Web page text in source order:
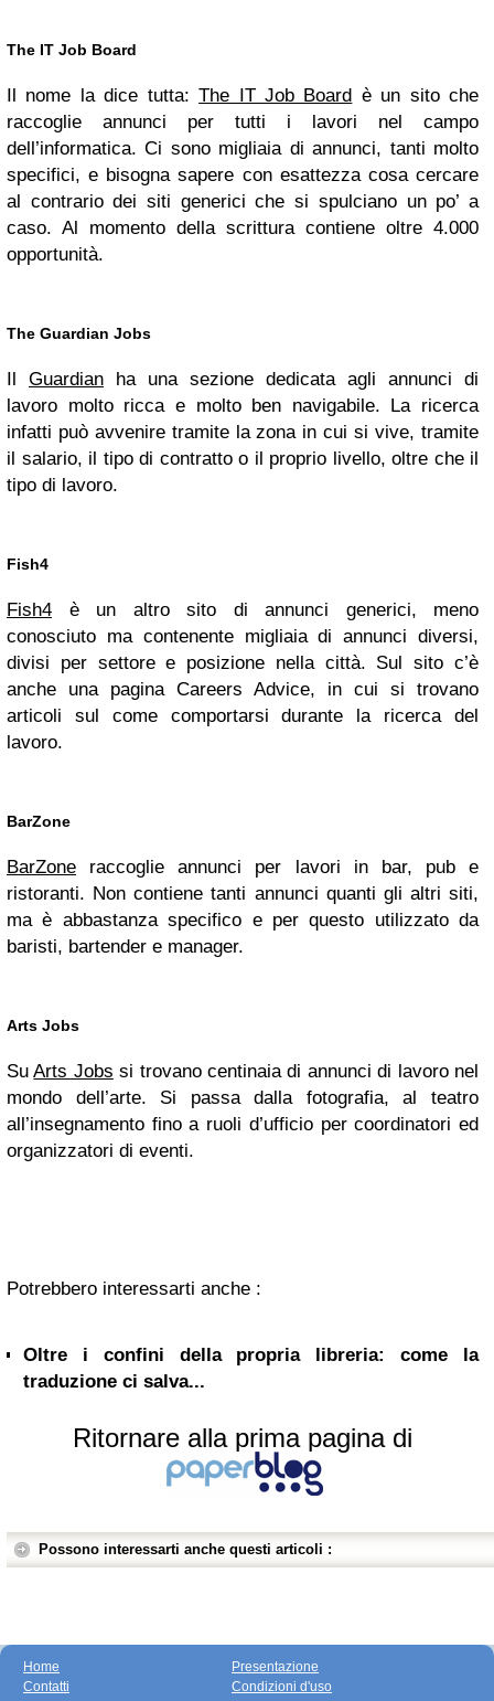
The IT Job Board
Il nome la dice tutta:The IT Job Board è un sito che
raccoglie annunci per tutti i lavori nel campo
dell’informatica. Ci sono migliaia di annunci, tanti molto
specifici, e bisogna sapere con esattezza cosa cercare
al contrario dei siti generici che si spulciano un po’ a
caso. Al momento della scrittura contiene oltre 4.000
opportunità.
The Guardian Jobs
Il Guardian ha una sezione dedicata agli annunci di
lavoro molto ricca e molto ben navigabile. La ricerca
infatti può avvenire tramite la zona in cui si vive, tramite
il salario, il tipo di contratto o il proprio livello, oltre che il
tipo di lavoro.
Fish4
Fish4 è un altro sito di annunci generici, meno
conosciuto ma contenente migliaia di annunci diversi,
divisi per settore e posizione nella città. Sul sito c’è
anche una pagina Careers Advice, in cui si trovano
articoli sul come comportarsi durante la ricerca del
lavoro.
BarZone
BarZone raccoglie annunci per lavori in bar, pub e
ristoranti. Non contiene tanti annunci quanti gli altri siti,
ma è abbastanza specifico e per questo utilizzato da
baristi, bartender e manager.
Arts Jobs
SuArts Jobs si trovano centinaia di annunci di lavoro nel
mondo dell’arte. Si passa dalla fotografia, al teatro
all’insegnamento fino a ruoli d’ufficio per coordinatori ed
organizzatori di eventi.
Potrebbero interessarti anche :
Oltre i confini della propria libreria: come la
traduzione ci salva...
Ritornare alla prima pagina di
Possono interessarti anche questi articoli :
Home
Contatti
Presentazione
Condizioni d'uso